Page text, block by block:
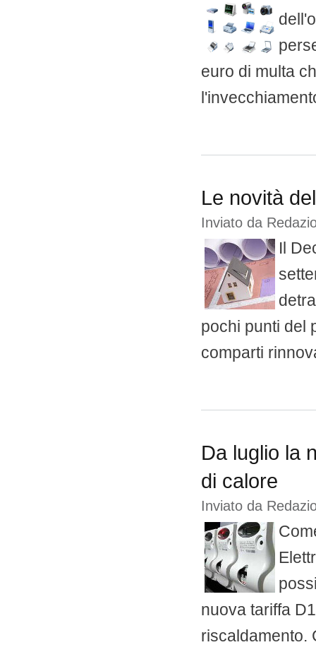
euro di multa
Le novità
Inviato da
Il
pochi punti del
comparti
Da luglio la
di calore
Inviato da
nuova tariffa
riscaldamento.